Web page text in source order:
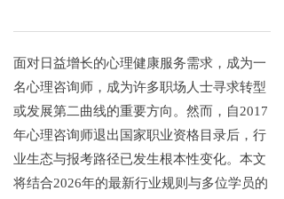
面对日益增长的心理健康服务需求，成为一
名心理咨询师，成为许多职场人士寻求转型
或发展第二曲线的重要方向。然而，自2017
年心理咨询师退出国家职业资格目录后，行
业生态与报考路径已发生根本性变化。本文
将结合2026年的最新行业规则与多位学员的